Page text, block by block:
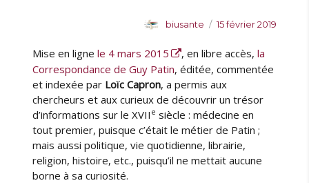
n
e
:
C
o
m
m
e
n
A
t
e
u
r
biusante
P
b
l
i
é
e
15 février 2019
Mise en lignele 4 mars 2015 , en libre accès,la
Correspondance de Guy Patin, éditée, commentée
et indexée par Loïc Capron, a permis aux
chercheurs et aux curieux de découvrir un trésor
d’informations sur le XVII e siècle : médecine en
tout premier, puisque c’était le métier de Patin ;
mais aussi politique, vie quotidienne, librairie,
religion, histoire, etc., puisqu’il ne mettait aucune
borne à sa curiosité.